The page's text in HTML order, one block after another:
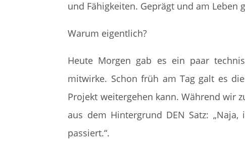
und Fähigkeiten. Geprägt und am Leben
Warum eigentlich?
Heute Morgen gab es ein paar
mitwirke. Schon früh am Tag galt es
Projekt weitergehen kann. Während wir
aus dem Hintergrund DEN Satz:
passiert.“.